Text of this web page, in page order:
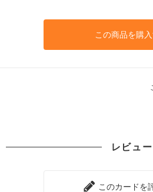
この商品を購
レビュー
このカードを